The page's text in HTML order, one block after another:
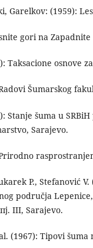
Garelkov: (1959):
gori na
Taksacione osnove
Šumarskog
Stanje šuma u
Sarajevo.
P., Stefanović
područja
III, Sarajevo.
(1967): Tipovi šuma